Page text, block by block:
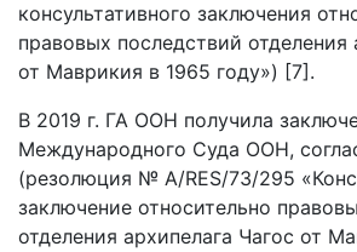
консультативного заключения
правовых последствий отделения
от Маврикия в 1965 году») [7].
В 2019 г. ГА ООН получила
Международного Суда ООН,
(резолюция № A/RES/73/295
заключение относительно
отделения архипелага Чагос от